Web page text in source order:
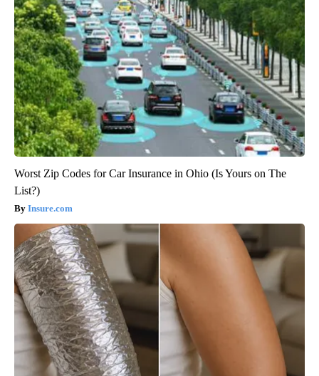
Worst Zip Codes for Car Insurance in Ohio (Is Yours on The
List?)
Insure.com